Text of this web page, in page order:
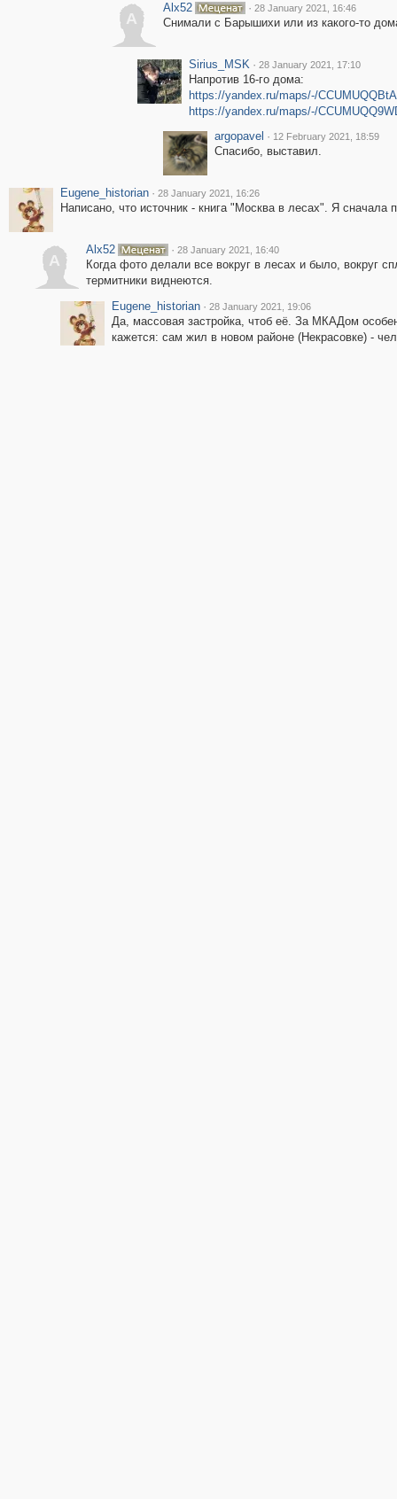
A
Alx52 · 28 January 2021, 16:46
Снимали с Барышихи или из какого-то
Sirius_MSK · 28 January 2021, 17:10
Напротив 16-го дома:
https://yandex.ru/maps/-/CCUMUQQBtA
https://yandex.ru/maps/-/
argopavel · 12 February 2021, 18:59
Спасибо, выставил.
Eugene_historian · 28 January 2021, 16:26
Написано, что источник - книга "Москва в лесах". Я
A
Alx52 · 28 January 2021, 16:40
Когда фото делали все вокруг в лесах и было, вокруг
термитники виднеются.
Eugene_historian · 28 January 2021, 19:06
Да, массовая застройка, чтоб её. За МКАДом
кажется: сам жил в новом районе (Некрасовке) -